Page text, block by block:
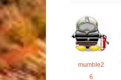
mumble2
6